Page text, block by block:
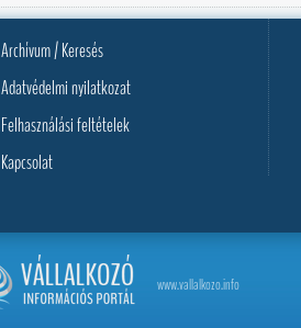
Archívum / Keresés
Adatvédelmi nyilatkozat
Felhasználási feltételek
Kapcsolat
www.vallalkozo.info